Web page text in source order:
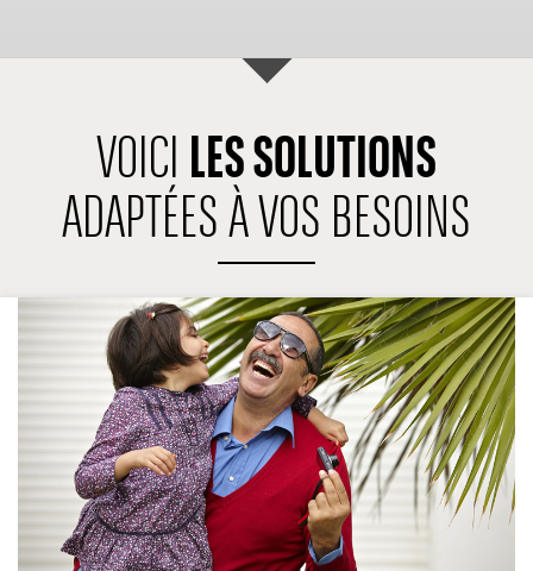
VOICILES SOLUTIONS
ADAPTÉES À VOS BESOINS